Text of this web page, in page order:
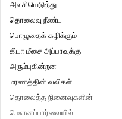
அலசியெடுத்து
தொலைவு நீண்ட
பொழுதைக் கழிக்கும்
கிடா மீசை அப்பாவுக்கு
அரும்புகின்றன
மரணத்தின் வலிகள்
தொலைத்த நினைவுகளின்
மௌனப்பார்வையில்